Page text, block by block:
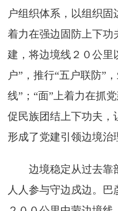
户组织体系，以组织固
着力在强边固防上下功
建，将边境线２０公里
户”，推行“五户联防”
线”；“面”上着力在抓
促民族团结上下功夫，
形成了党建引领边境治
边境稳定从过去靠
人人参与守边戍边。